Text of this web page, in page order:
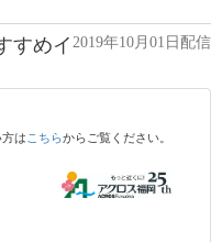
2019年10月01日配信
すめイ
は こちらからご覧ください。